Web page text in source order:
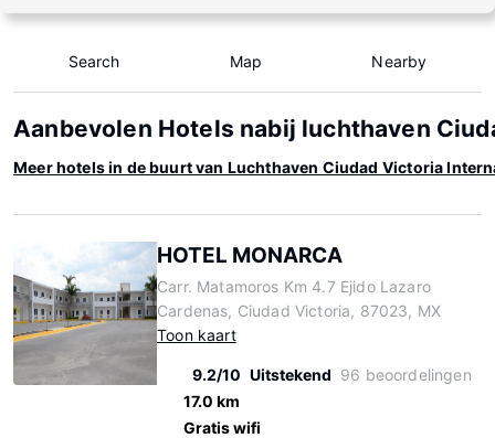
Search Map Nearby
Aanbevolen Hotels nabij luchthaven
Meer hotels in de buurt van Luchthaven Ciudad Victoria
HOTEL MONARCA
Carr. Matamoros Km 4.7 Ejido Lazaro
Cardenas, Ciudad Victoria, 87023, MX
Toon kaart
9.2/10 Uitstekend 96 beoordelingen
17.0 km
Gratis wifi